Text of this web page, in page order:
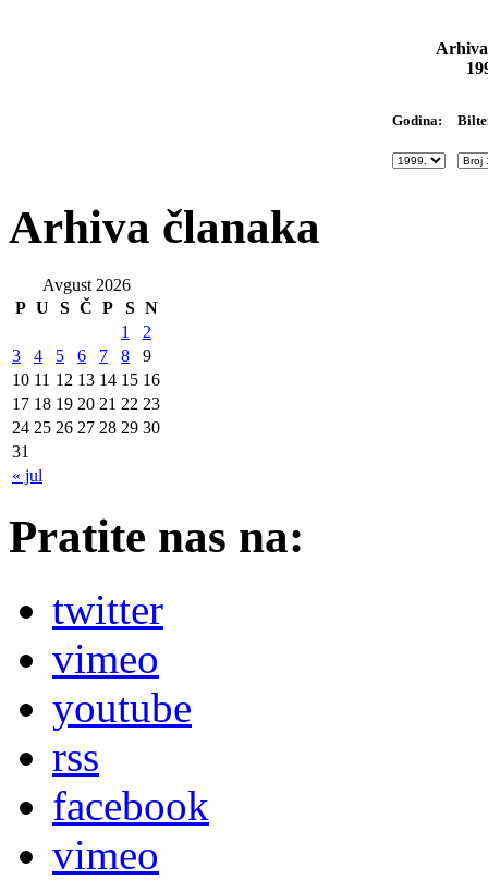
Godina:
Arhiva članaka
Avgust 2026
P U S Č P S N
« jul
1
2
3
4 5 6 7 8
9
10 11 12 13 14 15 16
17 18 19 20 21 22 23
24 25 26 27 28 29 30
31
Pratite nas na:
twitter
vimeo
youtube
rss
facebook
vimeo